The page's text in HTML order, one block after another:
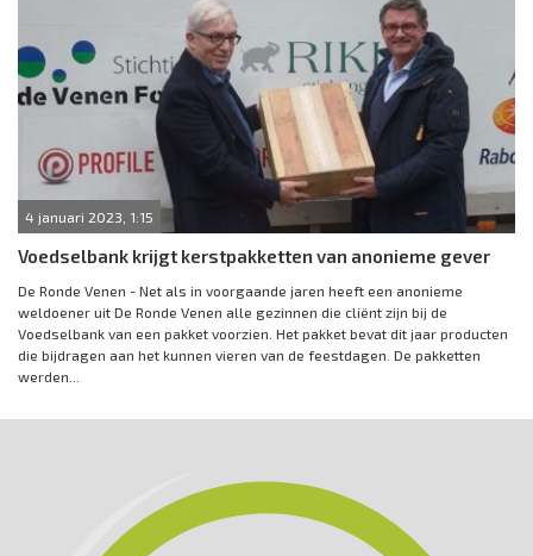
4 januari 2023, 1:15
Voedselbank krijgt kerstpakketten van anonieme gever
De Ronde Venen - Net als in voorgaande jaren heeft een anonieme
weldoener uit De Ronde Venen alle gezinnen die cliënt zijn bij de
Voedselbank van een pakket voorzien. Het pakket bevat dit jaar producten
die bijdragen aan het kunnen vieren van de feestdagen. De pakketten
werden...